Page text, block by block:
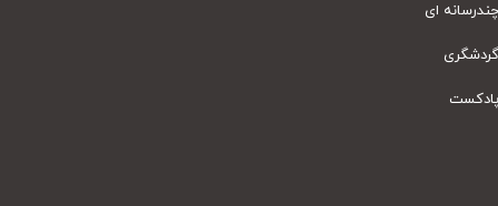
ای